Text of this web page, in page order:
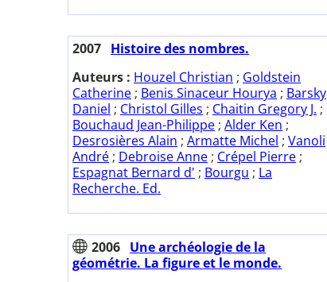
2007 Histoire des nombres.
Auteurs : Houzel Christian ; Goldstein
Catherine ; Benis Sinaceur Hourya ; Barsky
Daniel ; Christol Gilles ; Chaitin Gregory J. ;
Bouchaud Jean-Philippe ; Alder Ken ;
Desrosières Alain ; Armatte Michel ; Vanoli
André ; Debroise Anne ; Crépel Pierre ;
Espagnat Bernard d' ; Bourgu ; La
Recherche. Ed.
2006 Une archéologie de la
géométrie. La figure et le monde.